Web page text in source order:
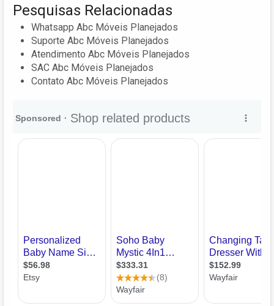
Pesquisas Relacionadas
Whatsapp Abc Móveis Planejados
Suporte Abc Móveis Planejados
Atendimento Abc Móveis Planejados
SAC Abc Móveis Planejados
Contato Abc Móveis Planejados